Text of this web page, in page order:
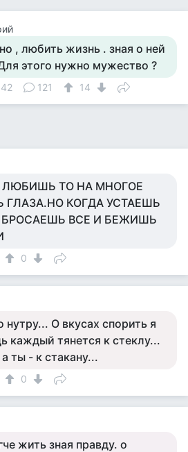
, любить жизнь . зная о ней
этого нужно мужество ?
121 14
ЛЮБИШЬ ТО НА МНОГОЕ
ГЛАЗА.НО КОГДА УСТАЕШЬ
БРОСАЕШЬ ВСЕ И БЕЖИШЬ
0
нутру... О вкусах спорить я
каждый тянется к стеклу...
ты - к стакану...
0
жить зная правду. о